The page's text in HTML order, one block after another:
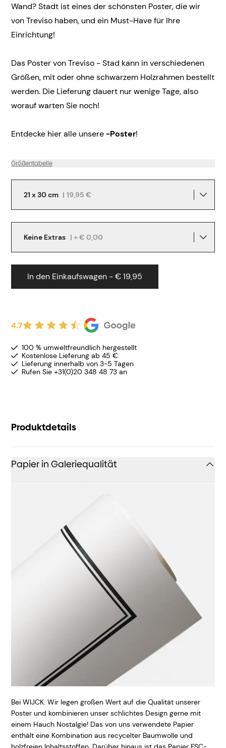
Wand? Stadt ist eines der schönsten Poster, die wir
von Treviso haben, und ein Must-Have für Ihre
Einrichtung!
Das Poster von Treviso - Stad kann in verschiedenen
Größen, mit oder ohne schwarzem Holzrahmen bestellt
werden. Die Lieferung dauert nur wenige Tage, also
worauf warten Sie noch!
Entdecke hier alle unsere-Poster!
Größentabelle
21 x 30 cm | 19,95 €
Keine Extras | + € 0,00
In den Einkaufswagen - € 19,95
4.7
100 % umweltfreundlich hergestellt
Kostenlose Lieferung ab 45 €
Lieferung innerhalb von 3-5 Tagen
Rufen Sie +31(0)20 348 48 73 an
Produktdetails
Papier in Galeriequalität
Bei WIJCK. Wir legen großen Wert auf die Qualität unserer
Poster und kombinieren unser schlichtes Design gerne mit
einem Hauch Nostalgie! Das von uns verwendete Papier
enthält eine Kombination aus recycelter Baumwolle und